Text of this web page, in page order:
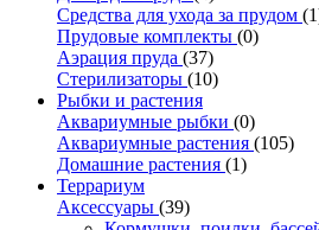
Средства для ухода за прудом
Прудовые комплекты (0)
Аэрация пруда (37)
Стерилизаторы (10)
Рыбки и растения
Аквариумные рыбки (0)
Аквариумные растения (105)
Домашние растения (1)
Террариум
Аксессуары (39)